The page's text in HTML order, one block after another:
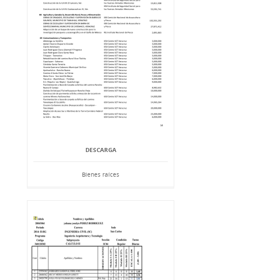
DESCARGA
Bienes raíces